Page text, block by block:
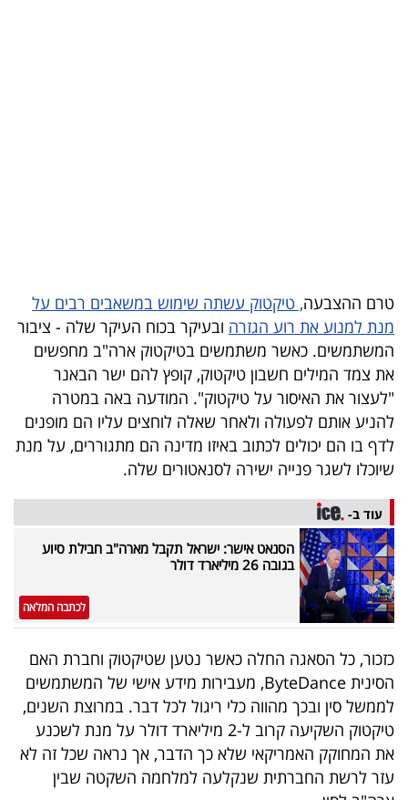
פודקאסט
40
UNDER
40
שיתופי
פעולה
דרושים
מייל
אדום
טרם ההצבעה, טיקטוק עשתה שימוש במשאבים רבים על
מנת למנוע את רוע הגזרה ובעיקר בכוח העיקר שלה - ציבור
המשתמשים. כאשר משתמשים בטיקטוק ארה"ב מחפשים
את צמד המילים חשבון טיקטוק, קופץ להם ישר הבאנר
"לעצור את האיסור על טיקטוק". המודעה באה במטרה
להניע אותם לפעולה ולאחר שאלה לוחצים עליו הם מופנים
לדף בו הם יכולים לכתוב באיזו מדינה הם מתגוררים, על מנת
שיוכלו לשגר פנייה ישירה לסנאטורים שלה.
עוד ב-
הסנאט אישר: ישראל תקבל מארה"ב חבילת סיוע
בגובה 26 מיליארד דולר
לכתבה המלאה
כזכור, כל הסאגה החלה כאשר נטען שטיקטוק וחברת האם
הסינית ByteDance, מעבירות מידע אישי של המשתמשים
לממשל סין ובכך מהווה כלי ריגול לכל דבר. במרוצת השנים,
טיקטוק השקיעה קרוב ל-2 מיליארד דולר על מנת לשכנע
את המחוקק האמריקאי שלא כך הדבר, אך נראה שכל זה לא
עזר לרשת החברתית שנקלעה למלחמה השקטה שבין